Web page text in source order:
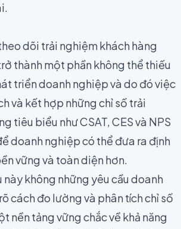
dõi trải nghiệm khách hàng
thành một phần không thể thiếu
triển doanh nghiệp và do đó việc
và kết hợp những chỉ số trải
tiêu biểu như CSAT, CES và NPS
doanh nghiệp có thể đưa ra định
vững và toàn diện hơn.
này không những yêu cầu doanh
cách đo lường và phân tích chỉ số
nền tảng vững chắc về khả năng